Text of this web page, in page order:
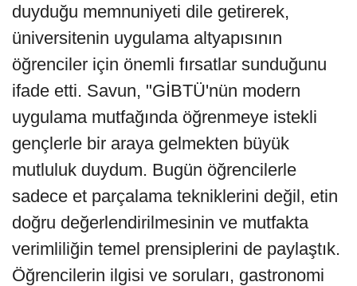
duyduğu memnuniyeti dile getirerek,
üniversitenin uygulama altyapısının
öğrenciler için önemli fırsatlar sunduğunu
ifade etti. Savun, "GİBTÜ'nün modern
uygulama mutfağında öğrenmeye istekli
gençlerle bir araya gelmekten büyük
mutluluk duydum. Bugün öğrencilerle
sadece et parçalama tekniklerini değil, etin
doğru değerlendirilmesinin ve mutfakta
verimliliğin temel prensiplerini de paylaştık.
Öğrencilerin ilgisi ve soruları, gastronomi